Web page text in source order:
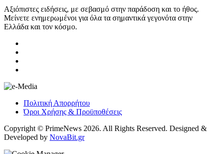
Αξιόπιστες ειδήσεις, με σεβασμό στην παράδοση και το ήθος.
Μείνετε ενημερωμένοι για όλα τα σημαντικά γεγονότα στην
Ελλάδα και τον κόσμο.
Πολιτική Απορρήτου
Όροι Χρήσης & Προϋποθέσεις
Copyright © PrimeNews 2026. All Rights Reserved. Designed &
Developed by NovaBit.gr